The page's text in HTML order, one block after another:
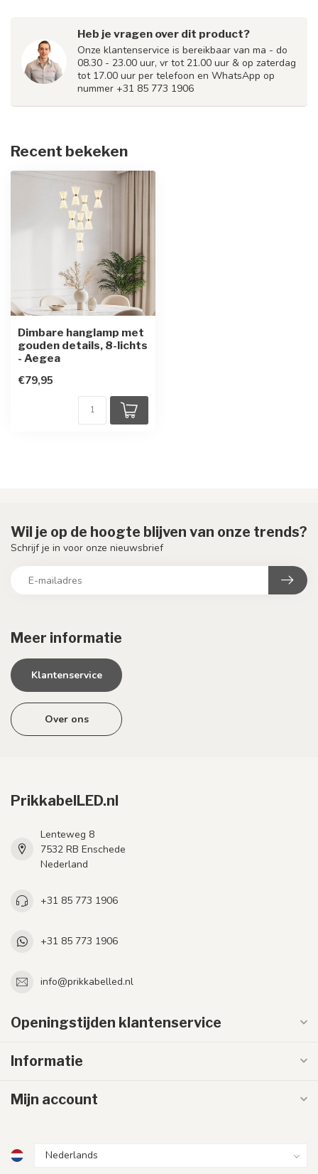
Heb je vragen over dit product?
Onze klantenservice is bereikbaar van ma - do
08.30 - 23.00 uur, vr tot 21.00 uur & op zaterdag
tot 17.00 uur per telefoon en WhatsApp op
nummer +31 85 773 1906
Recent bekeken
Dimbare hanglamp met
gouden details, 8-lichts
- Aegea
€79,95
Meer informatie
Klantenservice
Over ons
Wil je op de hoogte blijven van onze trends?
Schrijf je in voor onze nieuwsbrief
PrikkabelLED.nl
Lenteweg 8
7532 RB Enschede
Nederland
+31 85 773 1906
+31 85 773 1906
info@prikkabelled.nl
Openingstijden klantenservice
Informatie
Mijn account